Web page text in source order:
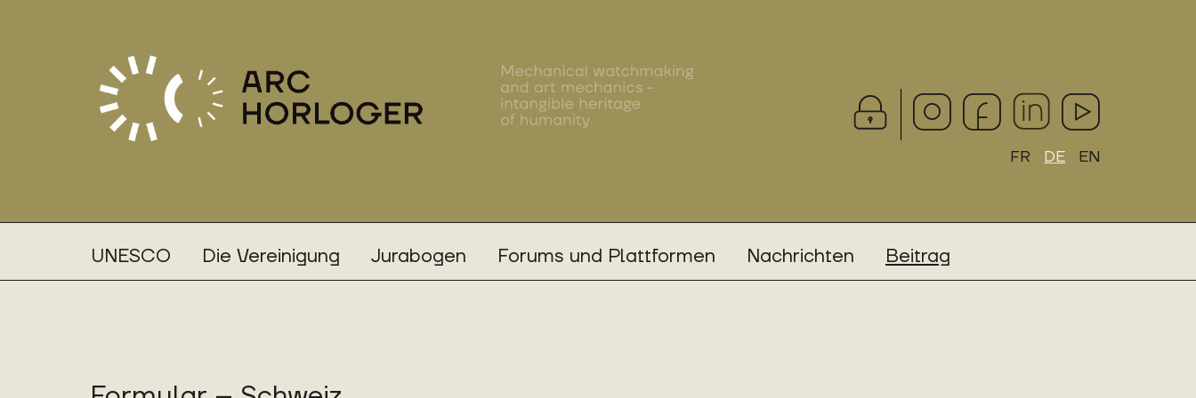
FR DE EN
UNESCO Die Vereinigung Jurabogen Forums und Plattformen Nachrichten Beitrag